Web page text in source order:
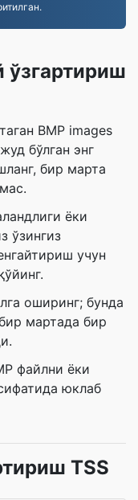
ўзгартириш
BMP images
бўлган энг
бир марта
ёки
ўзингиз
учун
оширинг; бунда
мартада бир
файлни ёки
юклаб
TSS